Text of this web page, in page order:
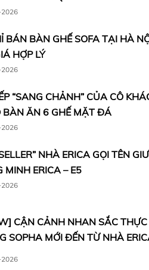
BÁN BÀN GHẾ SOFA TẠI HÀ
HỢP LÝ
“SANG CHẢNH” CỦA CÔ
BÀN ĂN 6 GHẾ MẶT ĐÁ
NHÀ ERICA GỌI TÊN
MINH ERICA – E5
CẬN CẢNH NHAN SẮC
SOPHA MỚI ĐẾN TỪ NHÀ